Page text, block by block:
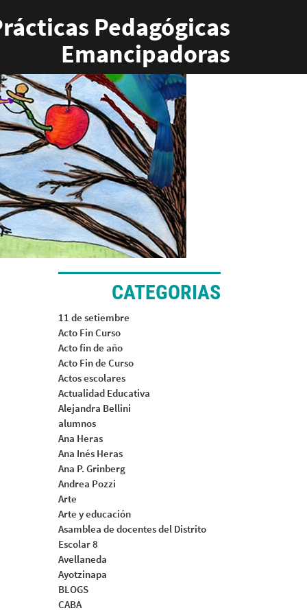
Pedagógicas
Emancipadoras
CATEGORIAS
11 de setiembre
Acto Fin Curso
Acto fin de año
Acto Fin de Curso
Actos escolares
Actualidad Educativa
Alejandra Bellini
alumnos
Ana Heras
Ana Inés Heras
Ana P. Grinberg
Andrea Pozzi
Arte
Arte y educación
Asamblea de docentes del Distrito
Escolar 8
Avellaneda
Ayotzinapa
BLOGS
CABA